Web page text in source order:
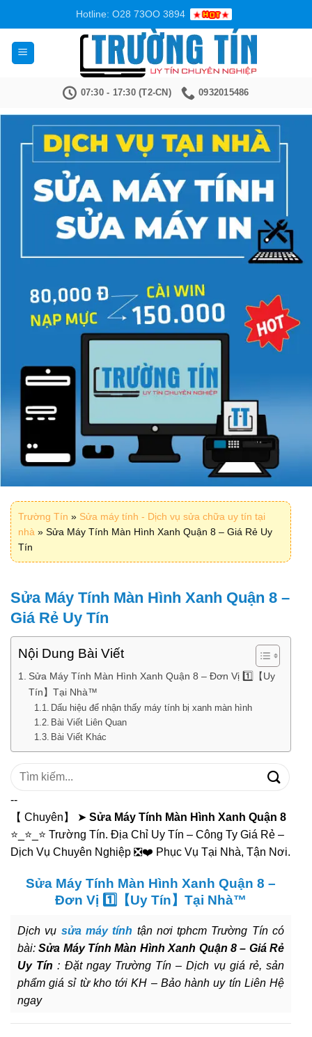
nội
dung
Hotline: O28 73OO 3894
07:30 - 17:30 (T2-CN) 0932015486
Trường Tín » Sửa máy tính - Dịch vụ sửa chữa uy tín tại
nhà » Sửa Máy Tính Màn Hình Xanh Quận 8 – Giá Rẻ Uy
Tín
Sửa Máy Tính Màn Hình Xanh Quận 8 –
Giá Rẻ Uy Tín
Nội Dung Bài Viết
Sửa Máy Tính Màn Hình Xanh Quận 8 – Đơn Vị 1️⃣【Uy
Tín】Tại Nhà™
Dấu hiệu để nhận thấy máy tính bị xanh màn hình
Bài Viết Liên Quan
Bài Viết Khác
Tìm
--
【 Chuyên】 ➤ Sửa Máy Tính Màn Hình Xanh Quận 8
⭐_⭐_⭐ Trường Tín. Địa Chỉ Uy Tín – Công Ty Giá Rẻ –
Dịch Vụ Chuyên Nghiệp ❎❤️ Phục Vụ Tại Nhà, Tận Nơi.
Sửa Máy Tính Màn Hình Xanh Quận 8 –
Đơn Vị 1️⃣【Uy Tín】Tại Nhà™
Dịch vụ sửa máy tính tận nơi tphcm Trường Tín có
bài:Sửa Máy Tính Màn Hình Xanh Quận 8 – Giá Rẻ
Uy Tín: Đặt ngay Trường Tín – Dịch vụ giá rẻ, sản
phẩm giá sỉ từ kho tới KH – Bảo hành uy tín Liên Hệ
ngay